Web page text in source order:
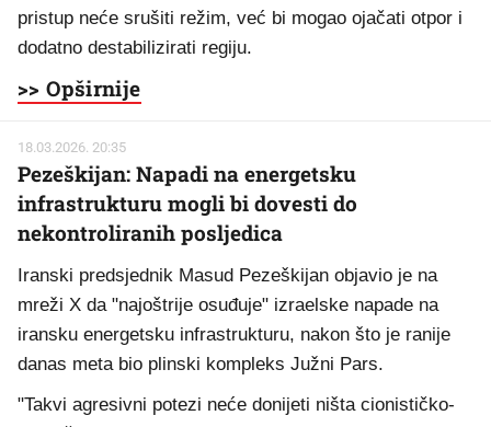
pristup neće srušiti režim, već bi mogao ojačati otpor i
dodatno destabilizirati regiju.
>> Opširnije
18.03.2026. 20:35
Pezeškijan: Napadi na energetsku
infrastrukturu mogli bi dovesti do
nekontroliranih posljedica
Iranski predsjednik Masud Pezeškijan objavio je na
mreži X da "najoštrije osuđuje" izraelske napade na
iransku energetsku infrastrukturu, nakon što je ranije
danas meta bio plinski kompleks Južni Pars.
"Takvi agresivni potezi neće donijeti ništa cionističko-